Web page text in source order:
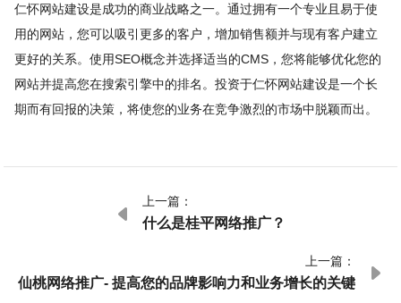
仁怀网站建设是成功的商业战略之一。通过拥有一个专业且易于使
用的网站，您可以吸引更多的客户，增加销售额并与现有客户建立
更好的关系。使用SEO概念并选择适当的CMS，您将能够优化您的
网站并提高您在搜索引擎中的排名。投资于仁怀网站建设是一个长
期而有回报的决策，将使您的业务在竞争激烈的市场中脱颖而出。

上一篇：
什么是桂平网络推广？
上一篇：
仙桃网络推广- 提高您的品牌影响力和业务增长的关键
